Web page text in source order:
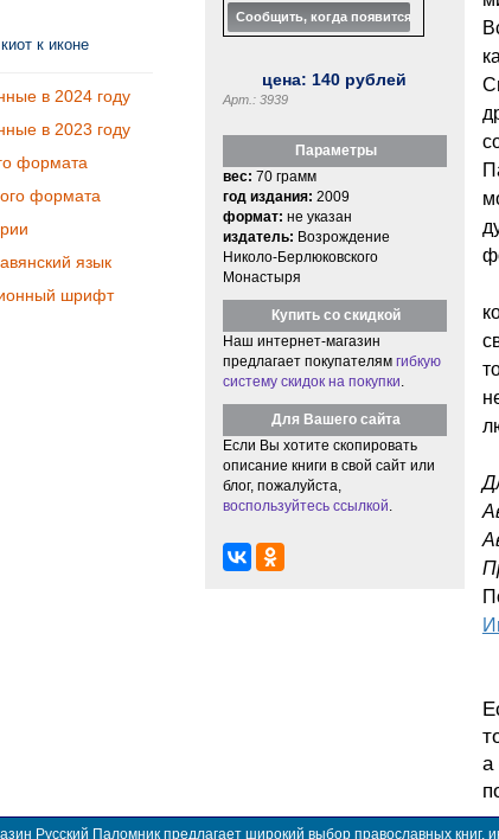
к иконе
в 2024 году
в 2023 году
формата
формата
язык
шрифт
цена: 140 рублей
Арт.: 3939
Параметры
вес: 70 грамм
год издания: 2009
формат: не указан
издатель: Возрождение
Николо-Берлюковского
Монастыря
Купить со скидкой
Наш интернет-магазин
предлагает покупателям гибкую
систему скидок на покупки
Для Вашего сайта
Если Вы хотите скопировать
описание книги в свой сайт или
блог, пожалуйста,
воспользуйтесь ссылкой
а
Русский Паломник предлагает широкий выбор православных книг,